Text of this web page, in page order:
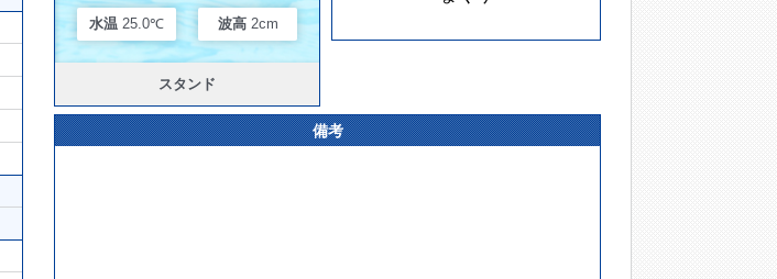
水温 25.0℃ 波高 2cm
スタンド
備考